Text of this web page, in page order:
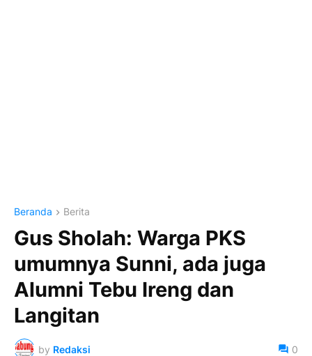
Beranda Berita
Gus Sholah: Warga PKS
umumnya Sunni, ada juga
Alumni Tebu Ireng dan
Langitan
by Redaksi 0